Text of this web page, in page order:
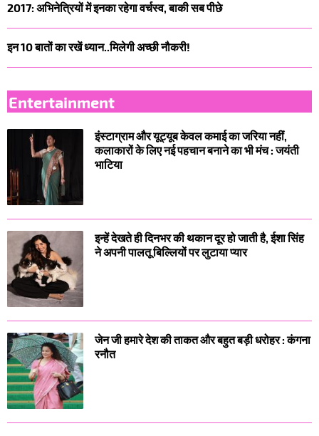
2017: अभिनेत्रियों में इनका रहेगा वर्चस्व, बाकी सब पीछे
इन 10 बातों का रखें ध्यान..मिलेगी अच्छी नौकरी!
Entertainment
इंस्टाग्राम और यूट्यूब केवल कमाई का जरिया नहीं,
कलाकारों के लिए नई पहचान बनाने का भी मंच : जयंती
भाटिया
इन्हें देखते ही दिनभर की थकान दूर हो जाती है, ईशा सिंह
ने अपनी पालतू बिल्लियों पर लुटाया प्यार
जेन जी हमारे देश की ताकत और बहुत बड़ी धरोहर : कंगना
रनौत